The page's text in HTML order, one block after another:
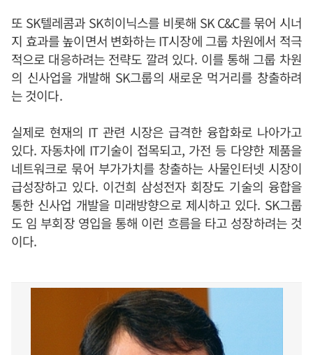
또 SK텔레콤과 SK히이닉스를 비롯해 SK C&C를 묶어 시너
지 효과를 높이면서 변화하는 IT시장에 그룹 차원에서 적극
적으로 대응하려는 전략도 깔려 있다. 이를 통해 그룹 차원
의 신사업을 개발해 SK그룹의 새로운 먹거리를 창출하려
는 것이다.
실제로 현재의 IT 관련 시장은 급격한 융합화로 나아가고
있다. 자동차에 IT기술이 접목되고, 가전 등 다양한 제품을
네트워크로 묶어 부가가치를 창출하는 사물인터넷 시장이
급성장하고 있다. 이건희 삼성전자 회장도 기술의 융합을
통한 신사업 개발을 미래방향으로 제시하고 있다. SK그룹
도 임 부회장 영입을 통해 이런 흐름을 타고 성장하려는 것
이다.